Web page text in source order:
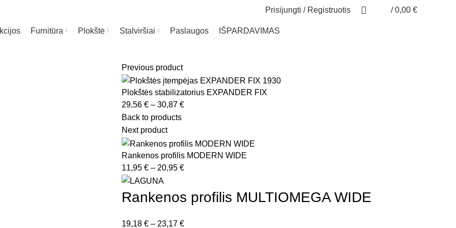
Prisijungti / Registruotis / 0,00 €
Furnitūra Plokštė Stalviršiai Paslaugos IŠPARDAVIMAS
Previous product
Plokštės stabilizatorius EXPANDER FIX
29,56 € – 30,87 €Price
through
30,87 €
Back to products
Next product
Rankenos profilis MODERN WIDE
11,95 € – 20,95 €Price
11,95 €
through
Rankenos profilis MULTIOMEGA WIDE
19,18 € – 23,17 €Price